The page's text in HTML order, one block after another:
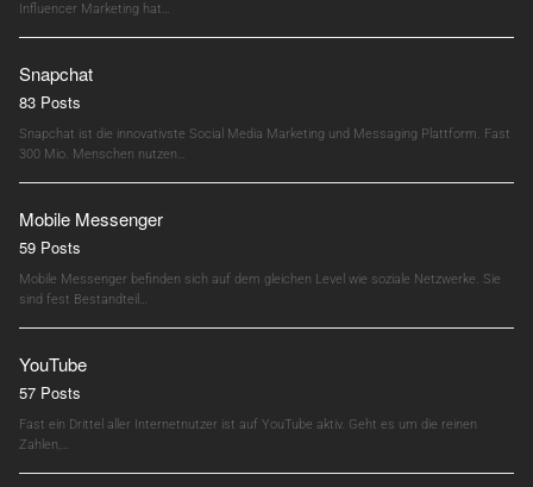
Influencer Marketing hat…
Snapchat
83 Posts
Snapchat ist die innovativste Social Media Marketing und Messaging Plattform. Fast
300 Mio. Menschen nutzen…
Mobile Messenger
59 Posts
Mobile Messenger befinden sich auf dem gleichen Level wie soziale Netzwerke. Sie
sind fest Bestandteil…
YouTube
57 Posts
Fast ein Drittel aller Internetnutzer ist auf YouTube aktiv. Geht es um die reinen
Zahlen,…